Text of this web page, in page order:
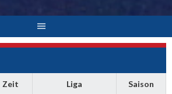
Zeit Liga Saison